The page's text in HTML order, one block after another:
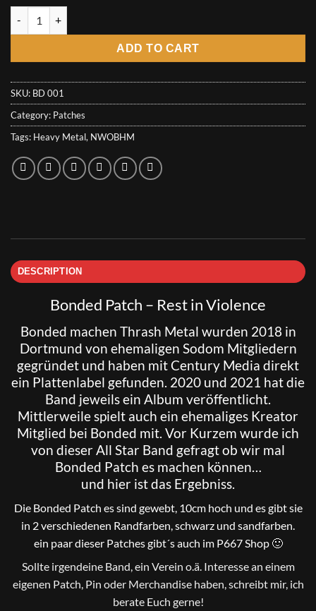
ADD TO CART
SKU: BD 001
Category: Patches
Tags: Heavy Metal, NWOBHM
DESCRIPTION
Bonded Patch – Rest in Violence
Bonded machen Thrash Metal wurden 2018 in
Dortmund von ehemaligen Sodom Mitgliedern
gegründet und haben mit Century Media direkt
ein Plattenlabel gefunden. 2020 und 2021 hat die
Band jeweils ein Album veröffentlicht.
Mittlerweile spielt auch ein ehemaliges Kreator
Mitglied bei Bonded mit. Vor Kurzem wurde ich
von dieser All Star Band gefragt ob wir mal
Bonded Patch es machen können…
und hier ist das Ergebniss.
Die Bonded Patch es sind gewebt, 10cm hoch und es gibt sie
in 2 verschiedenen Randfarben, schwarz und sandfarben.
ein paar dieser Patches gibt´s auch im P667 Shop 🙂
Sollte irgendeine Band, ein Verein o.ä. Interesse an einem
eigenen Patch, Pin oder Merchandise haben, schreibt mir, ich
berate Euch gerne!